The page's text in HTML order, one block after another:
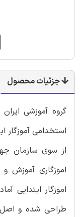
جزئیات محصول
گروه آموزشی
از سوی سازمان
اموزگاری آموزش
اموزگار ابتدایی
طراحی شده و اصل